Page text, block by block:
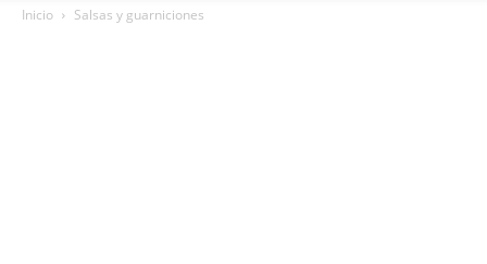
Inicio Salsas y guarniciones